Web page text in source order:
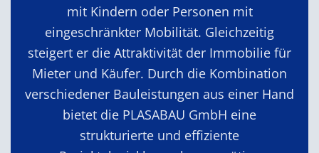
mit Kindern oder Personen mit
eingeschränkter Mobilität. Gleichzeitig
steigert er die Attraktivität der Immobilie für
Mieter und Käufer. Durch die Kombination
verschiedener Bauleistungen aus einer Hand
bietet die PLASABAU GmbH eine
strukturierte und effiziente